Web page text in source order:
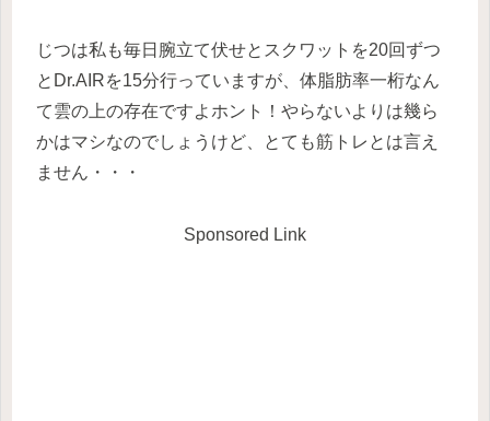
じつは私も毎日腕立て伏せとスクワットを20回ずつ
とDr.AIRを15分行っていますが、体脂肪率一桁なん
て雲の上の存在ですよホント！やらないよりは幾ら
かはマシなのでしょうけど、とても筋トレとは言え
ません・・・
Sponsored Link